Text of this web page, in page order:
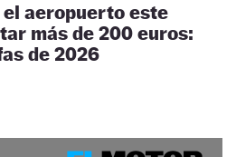
aeropuerto este
más de 200 euros:
de 2026